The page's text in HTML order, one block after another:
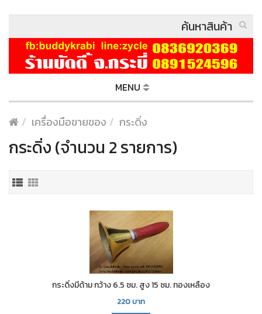
MENU
เครื่องมือขายของ กระดิ่ง
กระดิ่ง (จำนวน 2 รายการ)
กระดิ่งมีด้าม กว้าง 6.5 ซม. สูง 15 ซม. ทองเหลือง
220บาท